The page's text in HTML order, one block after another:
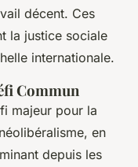
décent. Ces
la justice sociale
internationale.
Commun
majeur pour la
en
depuis les